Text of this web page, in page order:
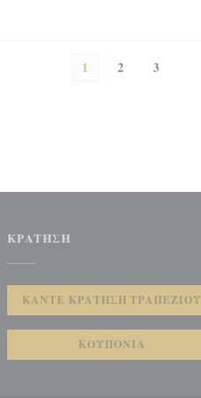
1 2 3
παράθυρο))
ΚΡΆΤΗΣΗ
ΚΆΝΤΕ ΚΡΆΤΗΣΗ ΤΡΑΠΕΖΙΟΎ
ΚΟΥΠΌΝΙΑ